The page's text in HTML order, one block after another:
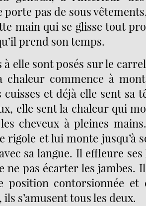
porte pas de sous
main qui se glisse tout
prend son temps.
à elle sont posés sur le
chaleur commence à
cuisses et déjà elle sent sa
elle sent la chaleur qui
cheveux à pleines mains.
rigole et lui monte jusqu’à
sa langue. Il effleure
ne pas écarter les jambes.
position contorsionnée et
s’amusent tous les deux.